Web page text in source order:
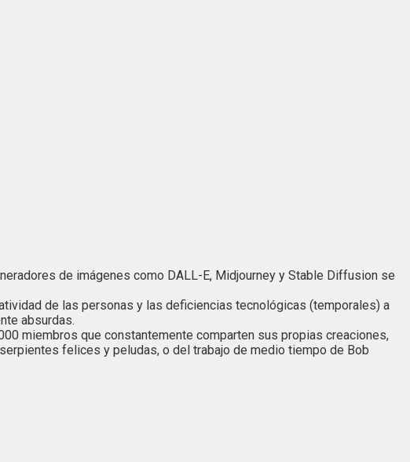
de imágenes como DALL-E, Midjourney y Stable Diffusion se
de las personas y las deficiencias tecnológicas (temporales) a
absurdas.
miembros que constantemente comparten sus propias creaciones,
felices y peludas, o del trabajo de medio tiempo de Bob